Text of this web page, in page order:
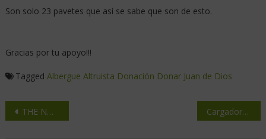
Son solo 23 pavetes que así se sabe que son de esto.
Gracias por tu apoyo!!!
Tagged Albergue Altruista Donación Donar Juan de Dios
THE NORTH FACE: Run The Numbers Cargadores y baterías multipuerto con tecnología de nitruro de galio (GaN)